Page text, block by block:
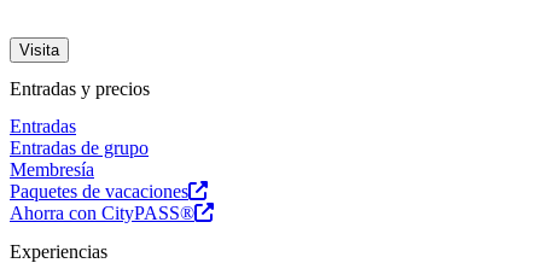
Visita
Entradas y precios
Entradas
Entradas de grupo
Membresía
Paquetes de vacaciones
Ahorra con CityPASS®
Experiencias